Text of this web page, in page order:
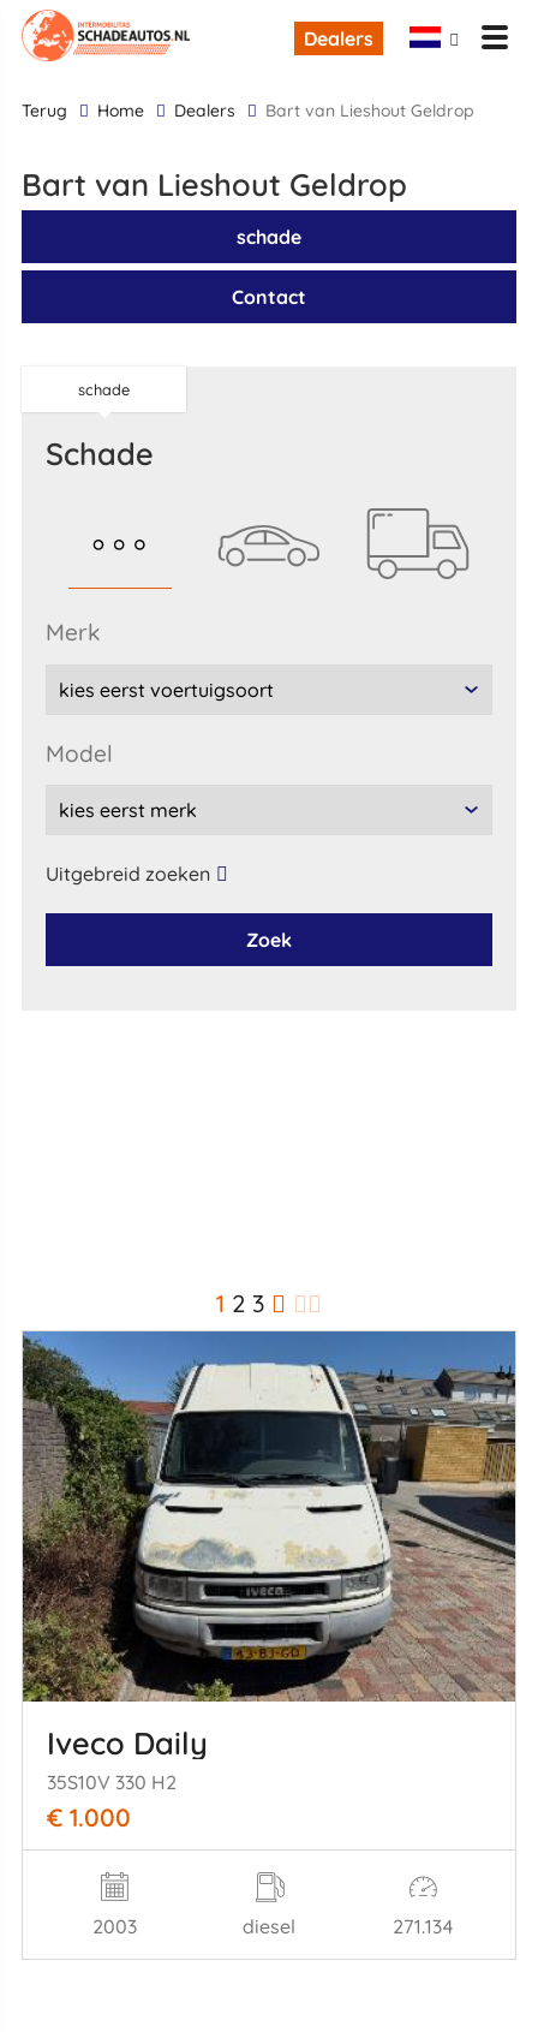
Dealers
terug Home Dealers Bart van Lieshout Geldrop
Bart van Lieshout Geldrop
schade
Contact
schade
schade
merk
model
Uitgebreid zoeken
Zoek
1 2 3
Iveco Daily
35S10V 330 H2
€ 1.000
2003 diesel 271.134